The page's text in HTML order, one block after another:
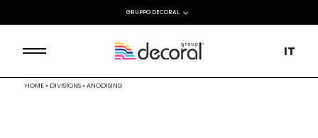
GRUPPO DECORAL
IT
HOME» DIVISIONS»ANODISING